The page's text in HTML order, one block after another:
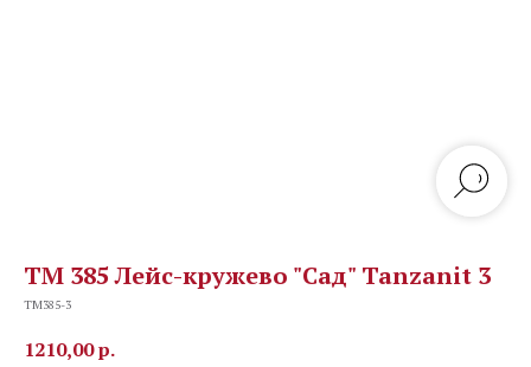
TM 385 Лейс-кружево "Сад" Tanzanit 3
TM385-3
1210,00р.